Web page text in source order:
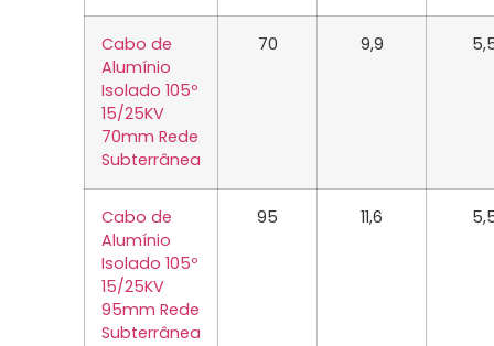
Cabo de
Alumínio
Isolado 105º
15/25KV
70mm Rede
Subterrânea
70 9,9
Cabo de
Alumínio
Isolado 105º
15/25KV
95mm Rede
Subterrânea
95 11,6